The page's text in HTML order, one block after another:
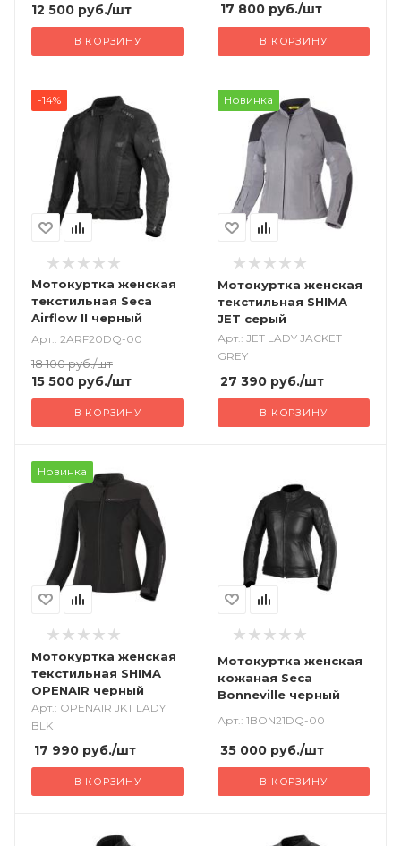
12 500 руб./шт
В КОРЗИНУ
17 800руб./шт
В КОРЗИНУ
-14%
Мотокуртка женская
текстильная Seca
Airflow II черный
Арт.: 2ARF20DQ-00
18 100руб./шт
15 500 руб./шт
В КОРЗИНУ
Новинка
Мотокуртка женская
текстильная SHIMA
JET серый
Арт.: JET LADY JACKET
GREY
27 390руб./шт
В КОРЗИНУ
Новинка
Мотокуртка женская
текстильная SHIMA
OPENAIR черный
Арт.: OPENAIR JKT LADY
BLK
17 990 руб./шт
В КОРЗИНУ
Мотокуртка женская
кожаная Seca
Bonneville черный
Арт.: 1BON21DQ-00
35 000руб./шт
В КОРЗИНУ